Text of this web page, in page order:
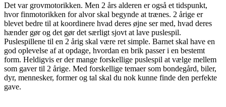
Det var grovmotorikken. Men 2 års alderen er også et tidspunkt,
hvor finmotorikken for alvor skal begynde at trænes. 2 årige er
blevet bedre til at koordinere hvad deres øjne ser med, hvad deres
hænder gør og det gør det særligt sjovt at lave puslespil.
Puslespillene til en 2 årig skal være ret simple. Barnet skal have en
god oplevelse af at opdage, hvordan en brik passer i en bestemt
form. Heldigvis er der mange forskellige puslespil at vælge mellem
som gaver til 2 årige. Med forskellige temaer som bondegård, biler,
dyr, mennesker, former og tal skal du nok kunne finde den perfekte
gave.